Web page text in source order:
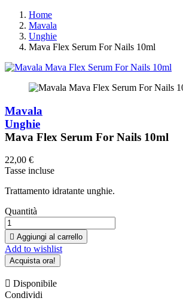
Home
Mavala
Unghie
Mava Flex Serum For Nails 10ml
Mavala
Unghie
Mava Flex Serum For Nails 10ml
22,00 €
Tasse incluse
Trattamento idratante unghie.
Quantità
 Aggiungi al carrello
Add to wishlist
Acquista ora!
 Disponibile
Condividi